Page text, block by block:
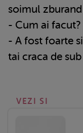
soimul
- Cum ai
- A fost foarte
tai craca de
VEZI SI